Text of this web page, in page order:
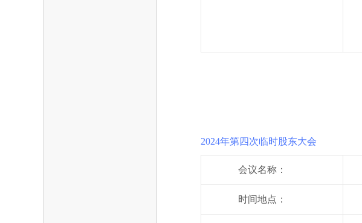
2024年第四次临时股东大会
会议名称：
时间地点：